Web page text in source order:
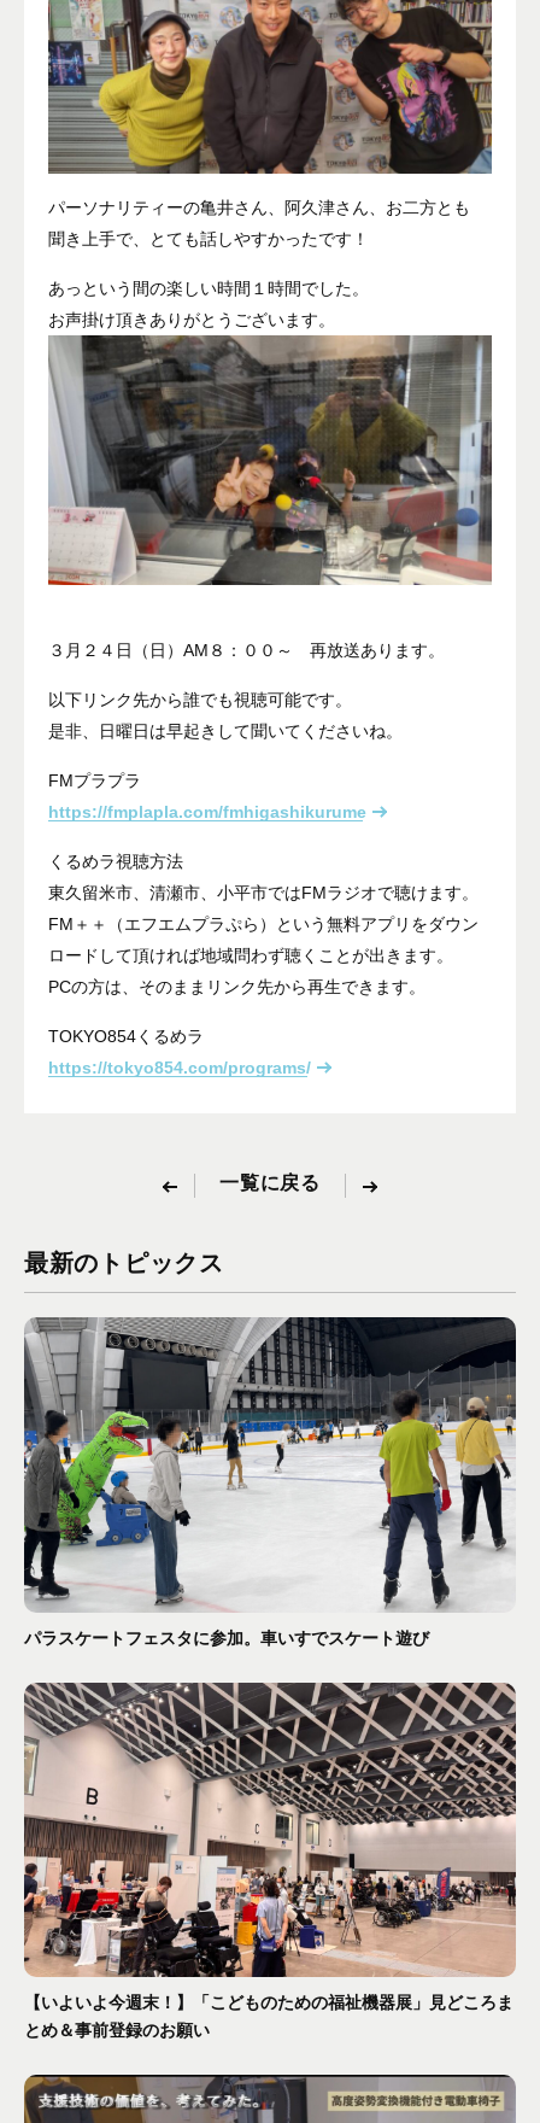
パーソナリティーの亀井さん、阿久津さん、お二方とも
聞き上手で、とても話しやすかったです！
あっという間の楽しい時間１時間でした。
お声掛け頂きありがとうございます。
３月２４日（日）AM８：００～ 再放送あります。
以下リンク先から誰でも視聴可能です。
是非、日曜日は早起きして聞いてくださいね。
FMプラプラ
https://fmplapla.com/fmhigashikurume
くるめラ視聴方法
東久留米市、清瀬市、小平市ではFMラジオで聴けます。
FM＋＋（エフエムプラぷら）という無料アプリをダウン
ロードして頂ければ地域問わず聴くことが出きます。
PCの方は、そのままリンク先から再生できます。
TOKYO854くるめラ
https://tokyo854.com/programs/
一覧に戻る
最新のトピックス
パラスケートフェスタに参加。車いすでスケート遊び
【いよいよ今週末！】「こどものための福祉機器展」見どころま
とめ＆事前登録のお願い